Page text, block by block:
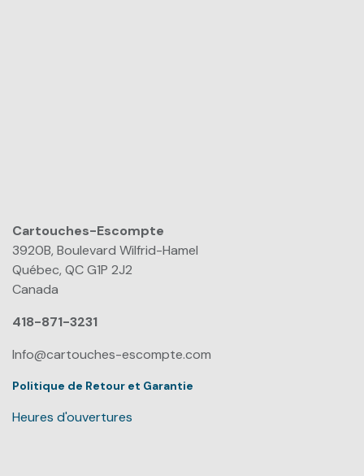
Cartouches-Escompte
3920B, Boulevard Wilfrid-Hamel
Québec, QC G1P 2J2
Canada
418-871-3231
Info@cartouches-escompte.com
Politique de Retour et Garantie
Heures d'ouvertures